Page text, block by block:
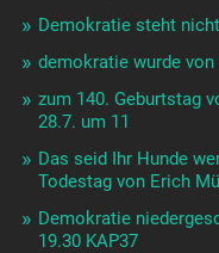
Demokratie steht
demokratie wurde
zum 140. Geburtstag
28.7. um 11
Das seid Ihr Hunde
Todestag von Erich
Demokratie
19.30 KAP37